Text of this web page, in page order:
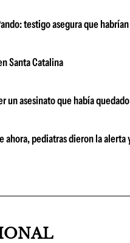
testigo asegura que
Santa Catalina
un asesinato que había
ahora, pediatras dieron la